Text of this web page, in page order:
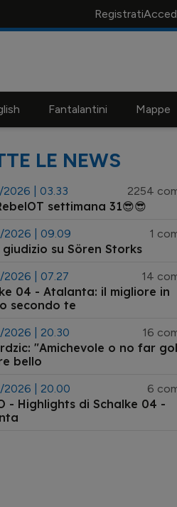
Registrati
Fantalantini Mappe
LE NEWS
2026 | 03.33 2254
settimana 31😎😎
2026 | 09.09 1
su Sören Storks
| 07.27 14
il migliore in
secondo te
| 20.30 16
"Amichevole o no far
bello
| 20.00 6
- Highlights di Schalke 04 -